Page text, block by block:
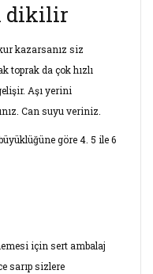
dikilir
kazarsanız siz
toprak da çok hızlı
Aşı yerini
Can suyu veriniz.
göre 4. 5 ile 6
için sert ambalaj
sarıp sizlere